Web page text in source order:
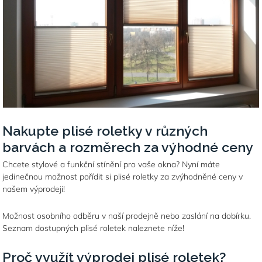
Nakupte plisé roletky v různých
barvách a rozměrech za výhodné ceny
Chcete stylové a funkční stínění pro vaše okna? Nyní máte
jedinečnou možnost pořídit si plisé roletky za zvýhodněné ceny v
našem výprodeji!
Možnost osobního odběru v naší prodejně nebo zaslání na dobírku.
Seznam dostupných plisé roletek naleznete níže!
Proč využít výprodej plisé roletek?